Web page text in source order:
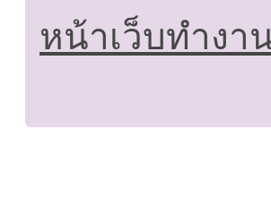
หน้าเว็บทำงา